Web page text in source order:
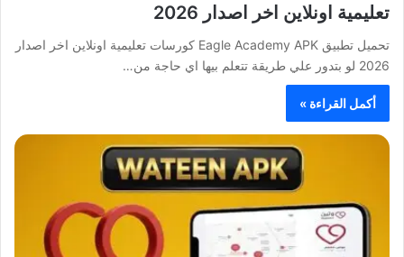
تعليمية اونلاين اخر اصدار 2026
تحميل تطبيق Eagle Academy APK كورسات تعليمية اونلاين اخر اصدار
2026 لو بتدور علي طريقة تتعلم بيها اي حاجة من…
أكمل القراءة »